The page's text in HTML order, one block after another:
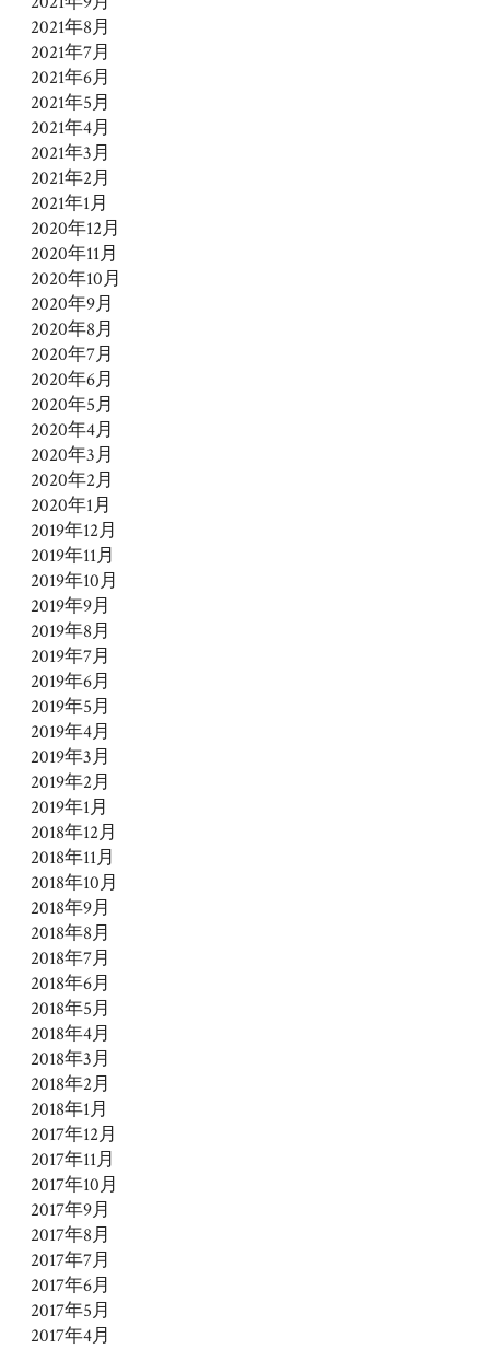
2021年8月
2021年7月
2021年6月
2021年5月
2021年4月
2021年3月
2021年2月
2021年1月
2020年12月
2020年11月
2020年10月
2020年9月
2020年8月
2020年7月
2020年6月
2020年5月
2020年4月
2020年3月
2020年2月
2020年1月
2019年12月
2019年11月
2019年10月
2019年9月
2019年8月
2019年7月
2019年6月
2019年5月
2019年4月
2019年3月
2019年2月
2019年1月
2018年12月
2018年11月
2018年10月
2018年9月
2018年8月
2018年7月
2018年6月
2018年5月
2018年4月
2018年3月
2018年2月
2018年1月
2017年12月
2017年11月
2017年10月
2017年9月
2017年8月
2017年7月
2017年6月
2017年5月
2017年4月